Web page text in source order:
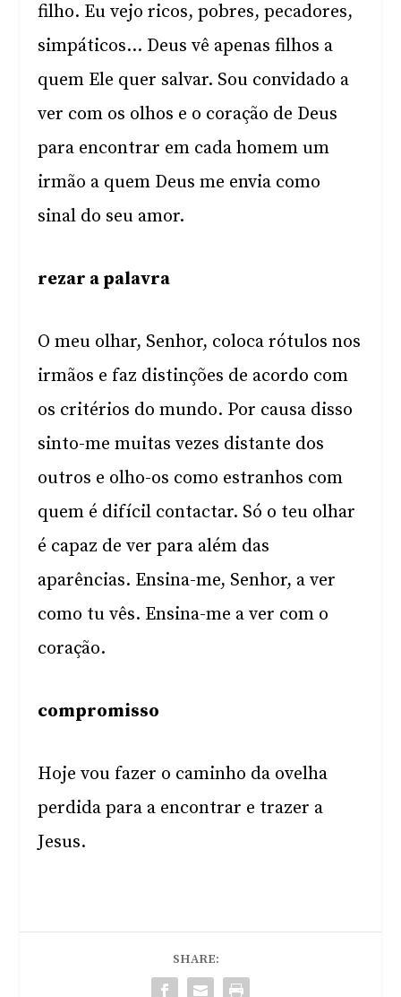
filho. Eu vejo ricos, pobres, pecadores,
simpáticos… Deus vê apenas filhos a
quem Ele quer salvar. Sou convidado a
ver com os olhos e o coração de Deus
para encontrar em cada homem um
irmão a quem Deus me envia como
sinal do seu amor.
rezar a palavra
O meu olhar, Senhor, coloca rótulos nos
irmãos e faz distinções de acordo com
os critérios do mundo. Por causa disso
sinto-me muitas vezes distante dos
outros e olho-os como estranhos com
quem é difícil contactar. Só o teu olhar
é capaz de ver para além das
aparências. Ensina-me, Senhor, a ver
como tu vês. Ensina-me a ver com o
coração.
compromisso
Hoje vou fazer o caminho da ovelha
perdida para a encontrar e trazer a
Jesus.
SHARE: